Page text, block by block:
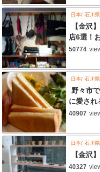
日本 石川県
【金沢
店6選！
50774
日本 石川県
野々市
に愛され
40907
日本 石川県
【金沢
40327